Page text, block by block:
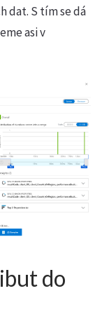
dat. S tím se dá
asi v
do